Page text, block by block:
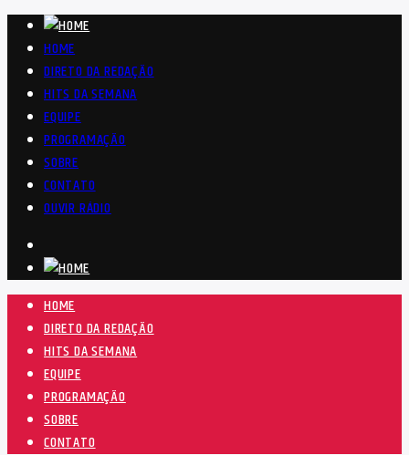
HOME
DIRETO DA REDAÇÃO
HITS DA SEMANA
EQUIPE
PROGRAMAÇÃO
SOBRE
CONTATO
OUVIR RÁDIO
HOME
DIRETO DA REDAÇÃO
HITS DA SEMANA
EQUIPE
PROGRAMAÇÃO
SOBRE
CONTATO